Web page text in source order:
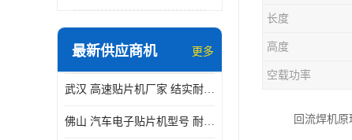
最新供应商机 更多
武汉 高速贴片机厂家 结实耐用 贴片效率高
佛山 汽车电子贴片机型号 耐振动 宽容性高
长度
高度
空载功率
回流焊机原